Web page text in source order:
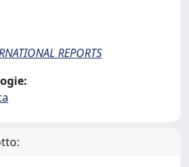
REPORTS